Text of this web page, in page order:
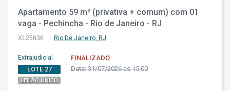
Apartamento 59 m² (privativa + comum) com 01
vaga - Pechincha - Rio de Janeiro - RJ
X125836 Rio De Janeiro, RJ
Extrajudicial
LOTE 27
LEILÃO ÚNICO
FINALIZADO
Data:31/07/2026 às 15:00